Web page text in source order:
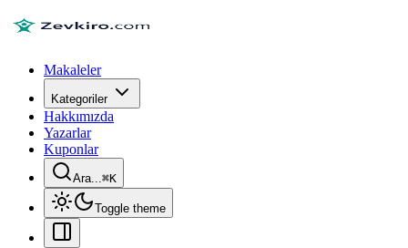
Makaleler
Kategoriler
Hakkımızda
Yazarlar
Kuponlar
Ara...⌘K
Toggle theme